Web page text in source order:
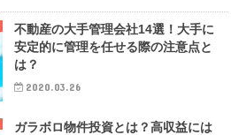
不動産の大手管理会社14選！大手に
安定的に管理を任せる際の注意点と
は？
2020.03.26
ガラボロ物件投資とは？高収益には